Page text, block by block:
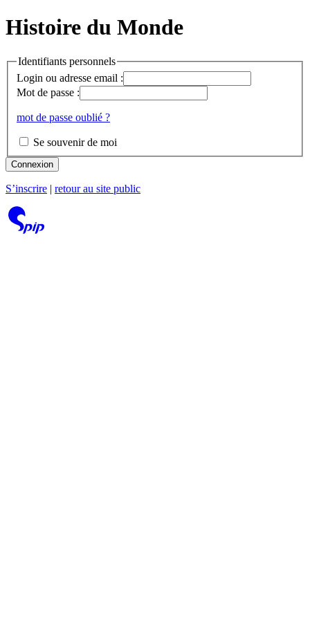
Histoire du Monde
Identifiants personnels
Login ou adresse email :
Mot de passe :
mot de passe oublié ?
Se souvenir de moi
Connexion
S’inscrire retour au site public